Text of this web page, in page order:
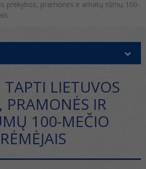
prekybos, pramonės ir amatų rūmų 100-
TAPTI LIETUVOS
PRAMONĖS IR
100-MEČIO